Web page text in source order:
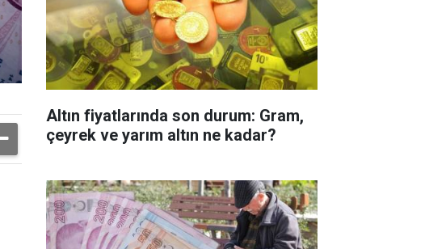
Altın fiyatlarında son durum: Gram,
çeyrek ve yarım altın ne kadar?